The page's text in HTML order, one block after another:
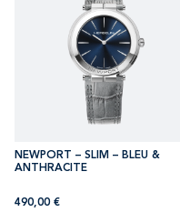
NEWPORT – SLIM – BLEU &
ANTHRACITE
490,00 €